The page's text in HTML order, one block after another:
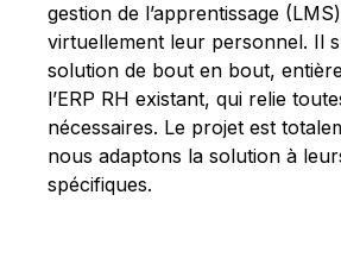
gestion de l’apprentissage
virtuellement leur personnel. Il
solution de bout en bout,
l’ERP RH existant, qui relie
nécessaires. Le projet est
nous adaptons la solution à
spécifiques.